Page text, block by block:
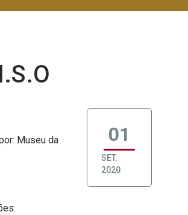
: Museu da
01
SET.
2020